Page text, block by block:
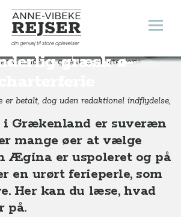
Anne-Vibeke Rejser
din genvej til store oplevelser
Åbn
Ægina er
græsk ø-
Grækenland Uspolerede Ægina er vidunderlig græsk ø-charterferie
er betalt, dog uden redaktionel indflydelse,
i Grækenland er suveræn
mange øer at vælge
Ægina er uspoleret og på
en urørt ferieperle, som
Her kan du læse, hvad
på.